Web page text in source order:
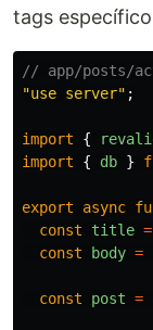
tags
// app/posts/
"use server" ;
import {
import
{ db }
export async
const
title =
const
body =
const post =